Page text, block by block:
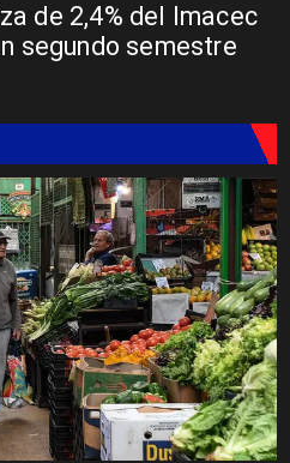
de 2,4% del Imacec
segundo semestre